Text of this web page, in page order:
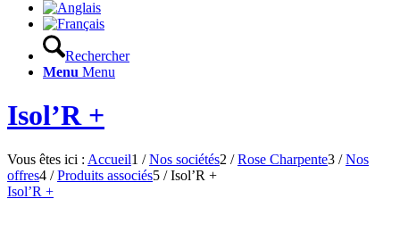
Rechercher
Menu Menu
Isol’R +
Vous êtes ici : Accueil1 / Nos sociétés2 / Rose Charpente3 / Nos
offres4 / Produits associés5 / Isol’R +
Isol’R +